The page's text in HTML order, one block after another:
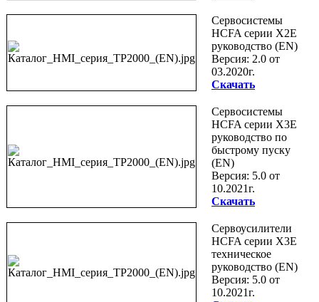
Сервосистемы
HCFA серии X2E
руководство (EN)
Версия: 2.0 от
03.2020г.
Скачать
Сервосистемы
HCFA серии X3E
руководство по
быстрому пуску
(EN)
Версия: 5.0 от
10.2021г.
Скачать
Сервоусилители
HCFA серии X3E
техническое
руководство (EN)
Версия: 5.0 от
10.2021г.